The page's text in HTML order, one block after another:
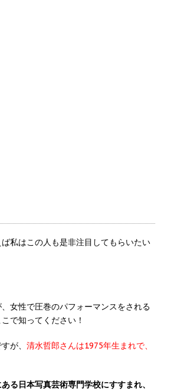
私はこの人も是非注目してもらいたい
女性で圧巻のパフォーマンスをされる
で知ってください！
が、 清水哲郎さんは1975年生まれで、
る日本写真芸術専門学校にすすまれ、